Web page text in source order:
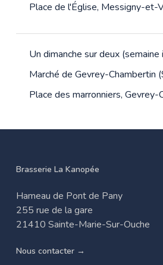
Place de l'Église, Messigny-et-
Un dimanche sur deux (semaine
Marché de Gevrey-Chambertin
Place des marronniers, Gevrey-
Brasserie La Kanopée
Hameau de Pont de Pany
255 rue de la gare
21410 Sainte-Marie-Sur-Ouche
Nous contacter →